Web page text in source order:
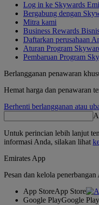
Log in ke Skywards
Bergabung dengan
Mitra kami
Business Rewards
Daftarkan perusahaan
Aturan Program
Pembaruan Program
Berlangganan penawaran
Hemat harga dan penawaran
Berhenti berlangganan atau
Untuk perincian lebih lanjut
informasi Anda, silakan lihat
Emirates App
Pesan dan kelola
App StoreApp Store
Google PlayGoogle Play